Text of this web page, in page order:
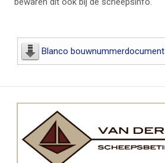
Blanco bouwnummerdocument